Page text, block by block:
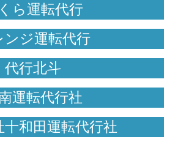
ら運転代行
ンジ運転代行
代行北斗
運転代行社
十和田運転代行社